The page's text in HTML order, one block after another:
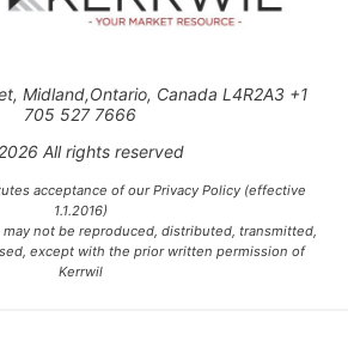
Midland,Ontario, Canada L4R2A3 +1
705 527 7666
All rights reserved
acceptance of our Privacy Policy (effective
1.1.2016)
not be reproduced, distributed, transmitted,
except with the prior written permission of
Kerrwil